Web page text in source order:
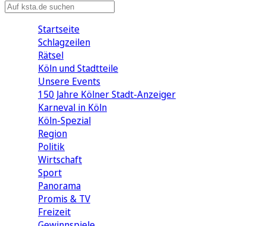
Startseite
Schlagzeilen
Rätsel
Köln und Stadtteile
Unsere Events
150 Jahre Kölner Stadt-Anzeiger
Karneval in Köln
Köln-Spezial
Region
Politik
Wirtschaft
Sport
Panorama
Promis & TV
Freizeit